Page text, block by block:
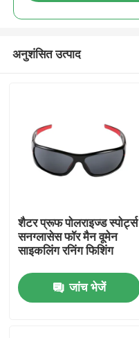
अनुशंसित उत्पाद
शैटर प्रूफ पोलराइज्ड स्पोर्ट्स
सनग्लासेस फॉर मैन वूमेन
साइकलिंग रनिंग फिशिंग
जांच भेजें